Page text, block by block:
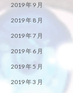
2019 年 9 月
2019 年 8 月
2019 年 7 月
2019 年 6 月
2019 年 5 月
2019 年 3 月